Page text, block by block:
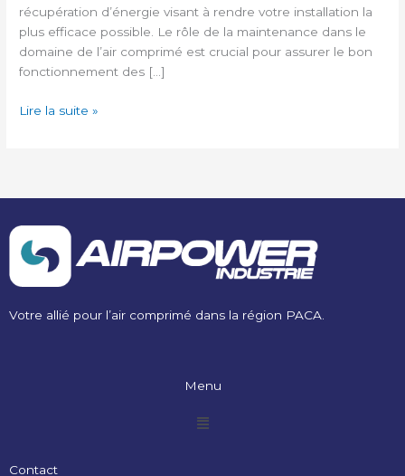
récupération d’énergie visant à rendre votre installation la
plus efficace possible. Le rôle de la maintenance dans le
domaine de l’air comprimé est crucial pour assurer le bon
fonctionnement des […]
Lire la suite »
Votre allié pour l’air comprimé dans la région PACA.
Menu
Menu
Contact